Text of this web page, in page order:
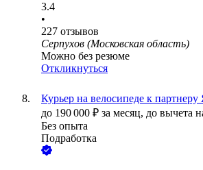
3.4
•
227 отзывов
Серпухов (Московская область)
Можно без резюме
Откликнуться
Курьер на велосипеде к партнеру
до 190 000 ₽ за месяц, до вычета
Без опыта
Подработка